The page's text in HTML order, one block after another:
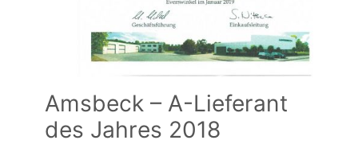
Amsbeck – A-Lieferant
des Jahres 2018